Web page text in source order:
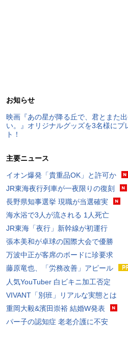
お知らせ
映画『あの星が降る丘で、君とまた
い。』オリジナルグッズを3名様にプ
ト！
主要ニュース
イオン爆発「貴重品OK」と許可か
JR東海夜行列車が一夜限りの復刻
長野県知事選挙 現職が当選確実
海水浴で3人が流される 1人死亡
JR東海「夜行」新幹線が初運行
張本美和が卓球の国際大会で優勝
万波中正が客席のボードに珍要求
藤原竜也、「労務改善」アピール
人気YouTuber 白ビキニ加工否定
VIVANT「別班」リアルな実態とは
重岡大毅&濱田崇裕 結婚W発表
パー子の認知症 老老介護に不安